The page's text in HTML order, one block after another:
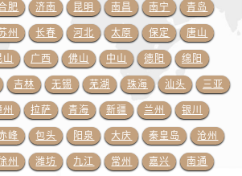
澳门特别行政区花地玛堂区关闸广场江诗丹顿售后服务中心（需提前预约）
澳门特别行政区花王堂区大三巴商圈江诗丹顿售后服务中心（需提前预约）
澳门特别行政区嘉模堂区官也街江诗丹顿售后服务中心（需提前预约）
澳门省路氹城市金光大道江诗丹顿售后服务中心（需提前预约）
澳门特别行政区望德堂区塔石广场江诗丹顿售后服务中心（需提前预约）
福建省福州市鼓楼区五四路128-1号恒力城写字楼15层03室江诗丹顿售后服务中心（需提前预约）
福建省厦门市思明区湖滨东路95号万象城华润大厦B座11层1104室江诗丹顿售后服务中心（需提前预约）
广东省潮州市潮安区新风路与潮汕路交汇处江诗丹顿售后服务中心（需提前预约）
肥 济南 昆明 南昌 南宁 青岛
州 长春 河北 太原 保定 唐山
山 广西 佛山 中山 德阳 绵阳
吉林 无锡 芜湖 珠海 汕头 三亚
州 拉萨 青海 新疆 兰州 银川
峰 包头 阳泉 大庆 秦皇岛 沧州
州 潍坊 九江 常州 嘉兴 南通